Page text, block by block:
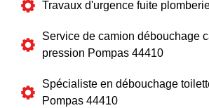
Travaux d'urgence fuite
Service de camion débouchage
pression Pompas 44410
Spécialiste en débouchage
Pompas 44410